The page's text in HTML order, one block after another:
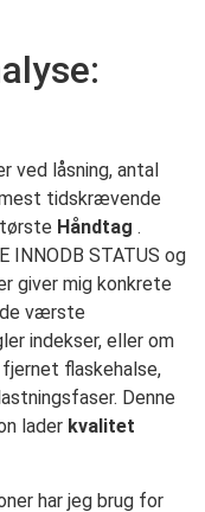
ved låsning, antal
tidskrævende
Håndtag .
INNODB STATUS og
giver mig konkrete
de værste
indekser, eller om
flaskehalse,
Denne
lader kvalitet
har jeg brug for